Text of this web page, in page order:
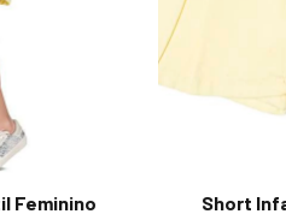
Feminino
Short